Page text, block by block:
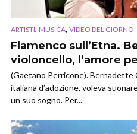
ARTISTI, MUSICA, VIDEO DEL GIORNO
Flamenco sull’Etna.
violoncello, l’amore
(Gaetano Perricone). Bernadette
italiana d’adozione, voleva
un suo sogno. Per...